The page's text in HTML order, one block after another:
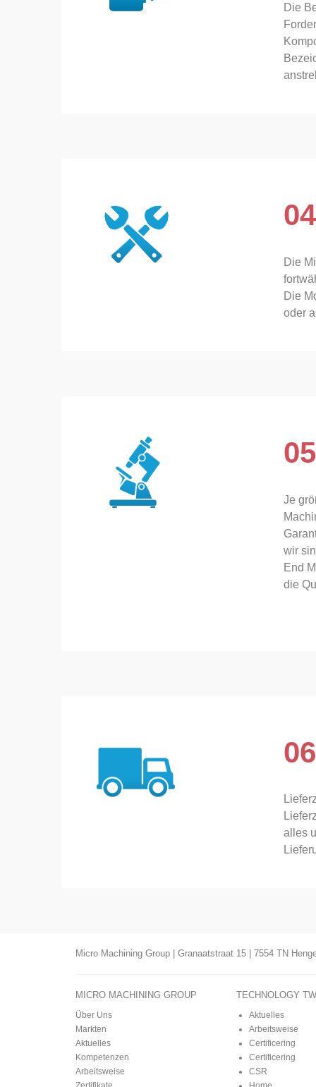
Die
Die
Die
oder
Je
wir
End
die
alles
Micro Machining Group | Granaatstraat 15 | 7554 TN
MICRO MACHINING GROUP
Über Uns
Markten
Aktuelles
Kompetenzen
Arbeitsweise
TECHNOLOGY
Aktuelles
Arbeitsweise
Certificering
Certificering
CSR